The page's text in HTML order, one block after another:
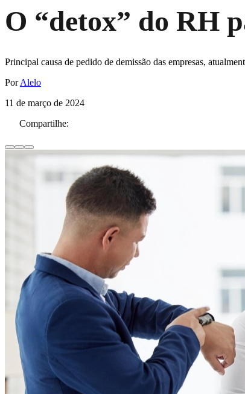
O “detox” do RH
Principal causa de pedido de demissão das empresas,
PorAlelo
11 de março de 2024
Compartilhe: